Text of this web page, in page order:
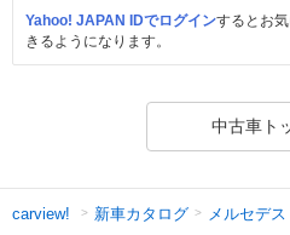
Yahoo! JAPAN IDでログインするとお
きるようになります。
中古車ト
carview! 新車カタログ メルセデ